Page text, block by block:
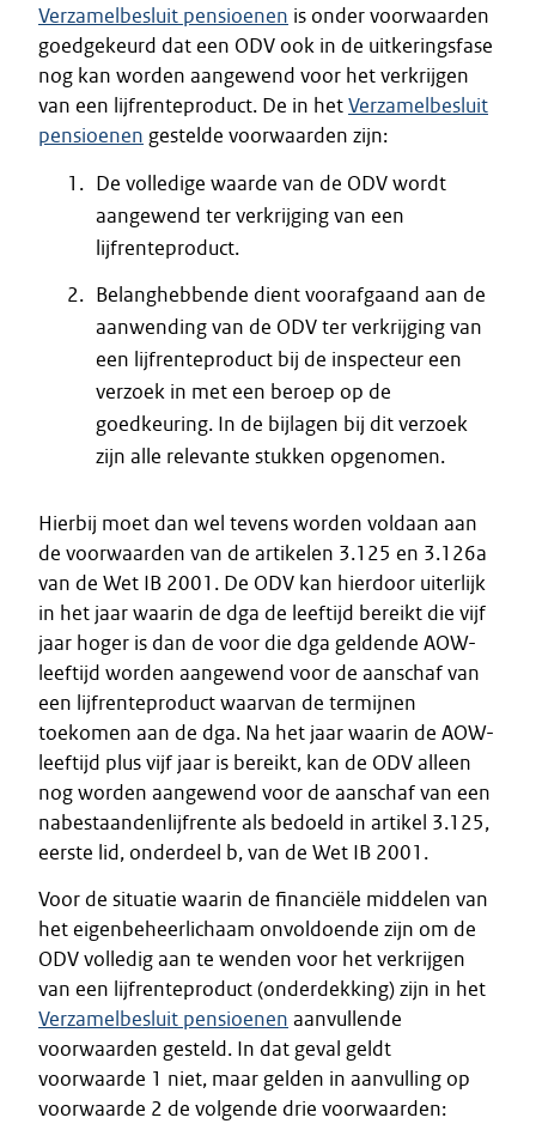
Verzamelbesluit pensioenen is onder voorwaarden
goedgekeurd dat een ODV ook in de uitkeringsfase
nog kan worden aangewend voor het verkrijgen
van een lijfrenteproduct. De in hetVerzamelbesluit
pensioenen gestelde voorwaarden zijn:
De volledige waarde van de ODV wordt
aangewend ter verkrijging van een
lijfrenteproduct.
Belanghebbende dient voorafgaand aan de
aanwending van de ODV ter verkrijging van
een lijfrenteproduct bij de inspecteur een
verzoek in met een beroep op de
goedkeuring. In de bijlagen bij dit verzoek
zijn alle relevante stukken opgenomen.
Hierbij moet dan wel tevens worden voldaan aan
de voorwaarden van de artikelen 3.125 en 3.126a
van de Wet IB 2001. De ODV kan hierdoor uiterlijk
in het jaar waarin de dga de leeftijd bereikt die vijf
jaar hoger is dan de voor die dga geldende AOW-
leeftijd worden aangewend voor de aanschaf van
een lijfrenteproduct waarvan de termijnen
toekomen aan de dga. Na het jaar waarin de AOW-
leeftijd plus vijf jaar is bereikt, kan de ODV alleen
nog worden aangewend voor de aanschaf van een
nabestaandenlijfrente als bedoeld in artikel 3.125,
eerste lid, onderdeel b, van de Wet IB 2001.
Voor de situatie waarin de financiële middelen van
het eigenbeheerlichaam onvoldoende zijn om de
ODV volledig aan te wenden voor het verkrijgen
van een lijfrenteproduct (onderdekking) zijn in het
Verzamelbesluit pensioenen aanvullende
voorwaarden gesteld. In dat geval geldt
voorwaarde 1 niet, maar gelden in aanvulling op
voorwaarde 2 de volgende drie voorwaarden: